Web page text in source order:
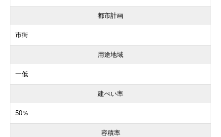
都市計画
市街
用途地域
一低
建ぺい率
50％
容積率